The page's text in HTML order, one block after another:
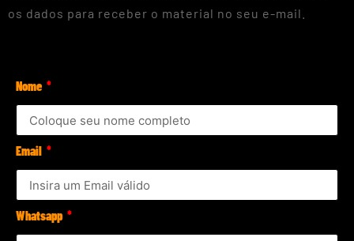
os dados para receber o material no seu e-mail.
Nome
Email
Whatsapp